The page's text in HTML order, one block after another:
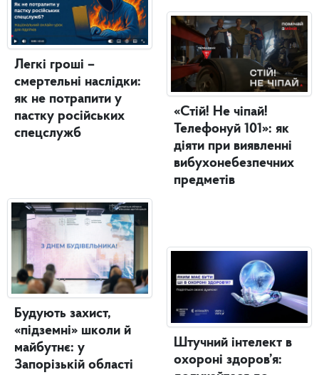
Легкі гроші –
смертельні наслідки:
як не потрапити у
пастку російських
спецслужб
Будують захист,
«підземні» школи й
майбутнє: у
Запорізькій області
«Стій! Не чіпай!
Телефонуй 101»: як
діяти при виявленні
вибухонебезпечних
предметів
Штучний інтелект в
охороні здоров’я: